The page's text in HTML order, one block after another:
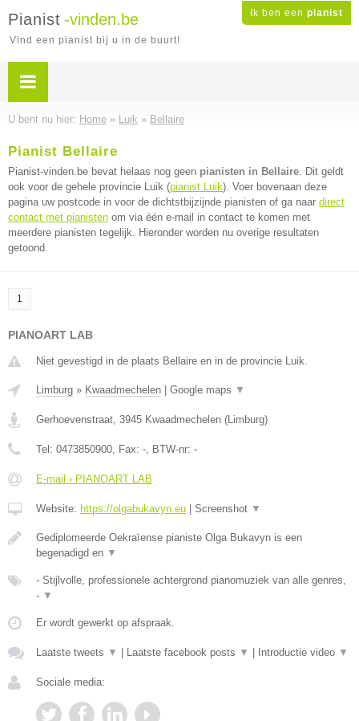
Ik ben een pianist
Pianist -vinden.be
Vind een pianist bij u in de buurt!
U bent nu hier: Home » Luik » Bellaire
Pianist Bellaire
Pianist-vinden.be bevat helaas nog geen pianisten in Bellaire. Dit geldt
ook voor de gehele provincie Luik (pianist Luik). Voer bovenaan deze
pagina uw postcode in voor de dichtstbijzijnde pianisten of ga naar direct
contact met pianisten om via één e-mail in contact te komen met
meerdere pianisten tegelijk. Hieronder worden nu overige resultaten
getoond.
1
PIANOART LAB
Niet gevestigd in de plaats Bellaire en in de provincie Luik.
Limburg » Kwaadmechelen Google maps ▼
Gerhoevenstraat, 3945 Kwaadmechelen (Limburg)
Tel: 0473850900, Fax: -, BTW-nr: -
E-mail › PIANOART LAB
Website: https://olgabukavyn.eu Screenshot ▼
Gediplomeerde Oekraïense pianiste Olga Bukavyn is een
begenadigd en ▼
- Stijlvolle, professionele achtergrond pianomuziek van alle genres,
- ▼
Er wordt gewerkt op afspraak.
Laatste tweets ▼ Laatste facebook posts ▼ Introductie video ▼
Sociale media: